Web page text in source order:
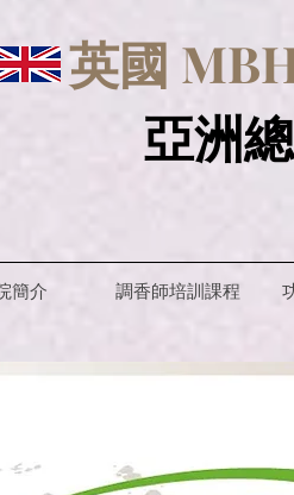
英國
亞洲
簡介 調香師培訓課程